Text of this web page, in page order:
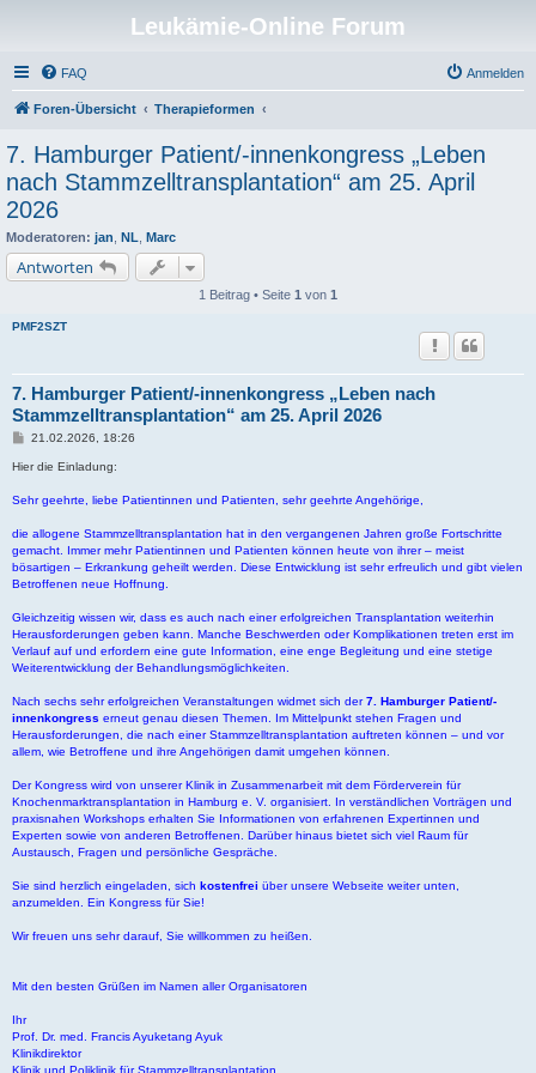
Leukämie-Online Forum
FAQ Anmelden
Foren-Übersicht Therapieformen
7. Hamburger Patient/-innenkongress „Leben
nach Stammzelltransplantation“ am 25. April
2026
Moderatoren: jan NL Marc
Antworten
1 Beitrag • Seite 1 von 1
PMF2SZT
7. Hamburger Patient/-innenkongress „Leben nach
Stammzelltransplantation“ am 25. April 2026
B
i
r
a
21.02.2026, 18:26
Hier die Einladung:
Sehr geehrte, liebe Patientinnen und Patienten, sehr geehrte Angehörige,
die allogene Stammzelltransplantation hat in den vergangenen Jahren große Fortschritte
gemacht. Immer mehr Patientinnen und Patienten können heute von ihrer – meist
bösartigen – Erkrankung geheilt werden. Diese Entwicklung ist sehr erfreulich und gibt vielen
Betroffenen neue Hoffnung.
Gleichzeitig wissen wir, dass es auch nach einer erfolgreichen Transplantation weiterhin
Herausforderungen geben kann. Manche Beschwerden oder Komplikationen treten erst im
Verlauf auf und erfordern eine gute Information, eine enge Begleitung und eine stetige
Weiterentwicklung der Behandlungsmöglichkeiten.
Nach sechs sehr erfolgreichen Veranstaltungen widmet sich der7. Hamburger Patient/-
innenkongress erneut genau diesen Themen. Im Mittelpunkt stehen Fragen und
Herausforderungen, die nach einer Stammzelltransplantation auftreten können – und vor
allem, wie Betroffene und ihre Angehörigen damit umgehen können.
Der Kongress wird von unserer Klinik in Zusammenarbeit mit dem Förderverein für
Knochenmarktransplantation in Hamburg e. V. organisiert. In verständlichen Vorträgen und
praxisnahen Workshops erhalten Sie Informationen von erfahrenen Expertinnen und
Experten sowie von anderen Betroffenen. Darüber hinaus bietet sich viel Raum für
Austausch, Fragen und persönliche Gespräche.
Sie sind herzlich eingeladen, sich kostenfrei über unsere Webseite weiter unten,
anzumelden. Ein Kongress für Sie!
Wir freuen uns sehr darauf, Sie willkommen zu heißen.
Mit den besten Grüßen im Namen aller Organisatoren
Ihr
Prof. Dr. med. Francis Ayuketang Ayuk
Klinikdirektor
Klinik und Poliklinik für Stammzelltransplantation